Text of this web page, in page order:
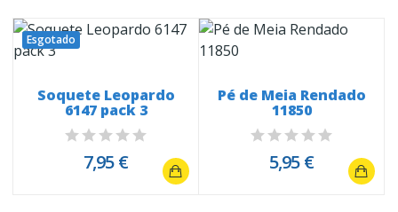
Esgotado
Soquete Leopardo
6147 pack 3
7,95 €
Pé de Meia Rendado
11850
5,95 €